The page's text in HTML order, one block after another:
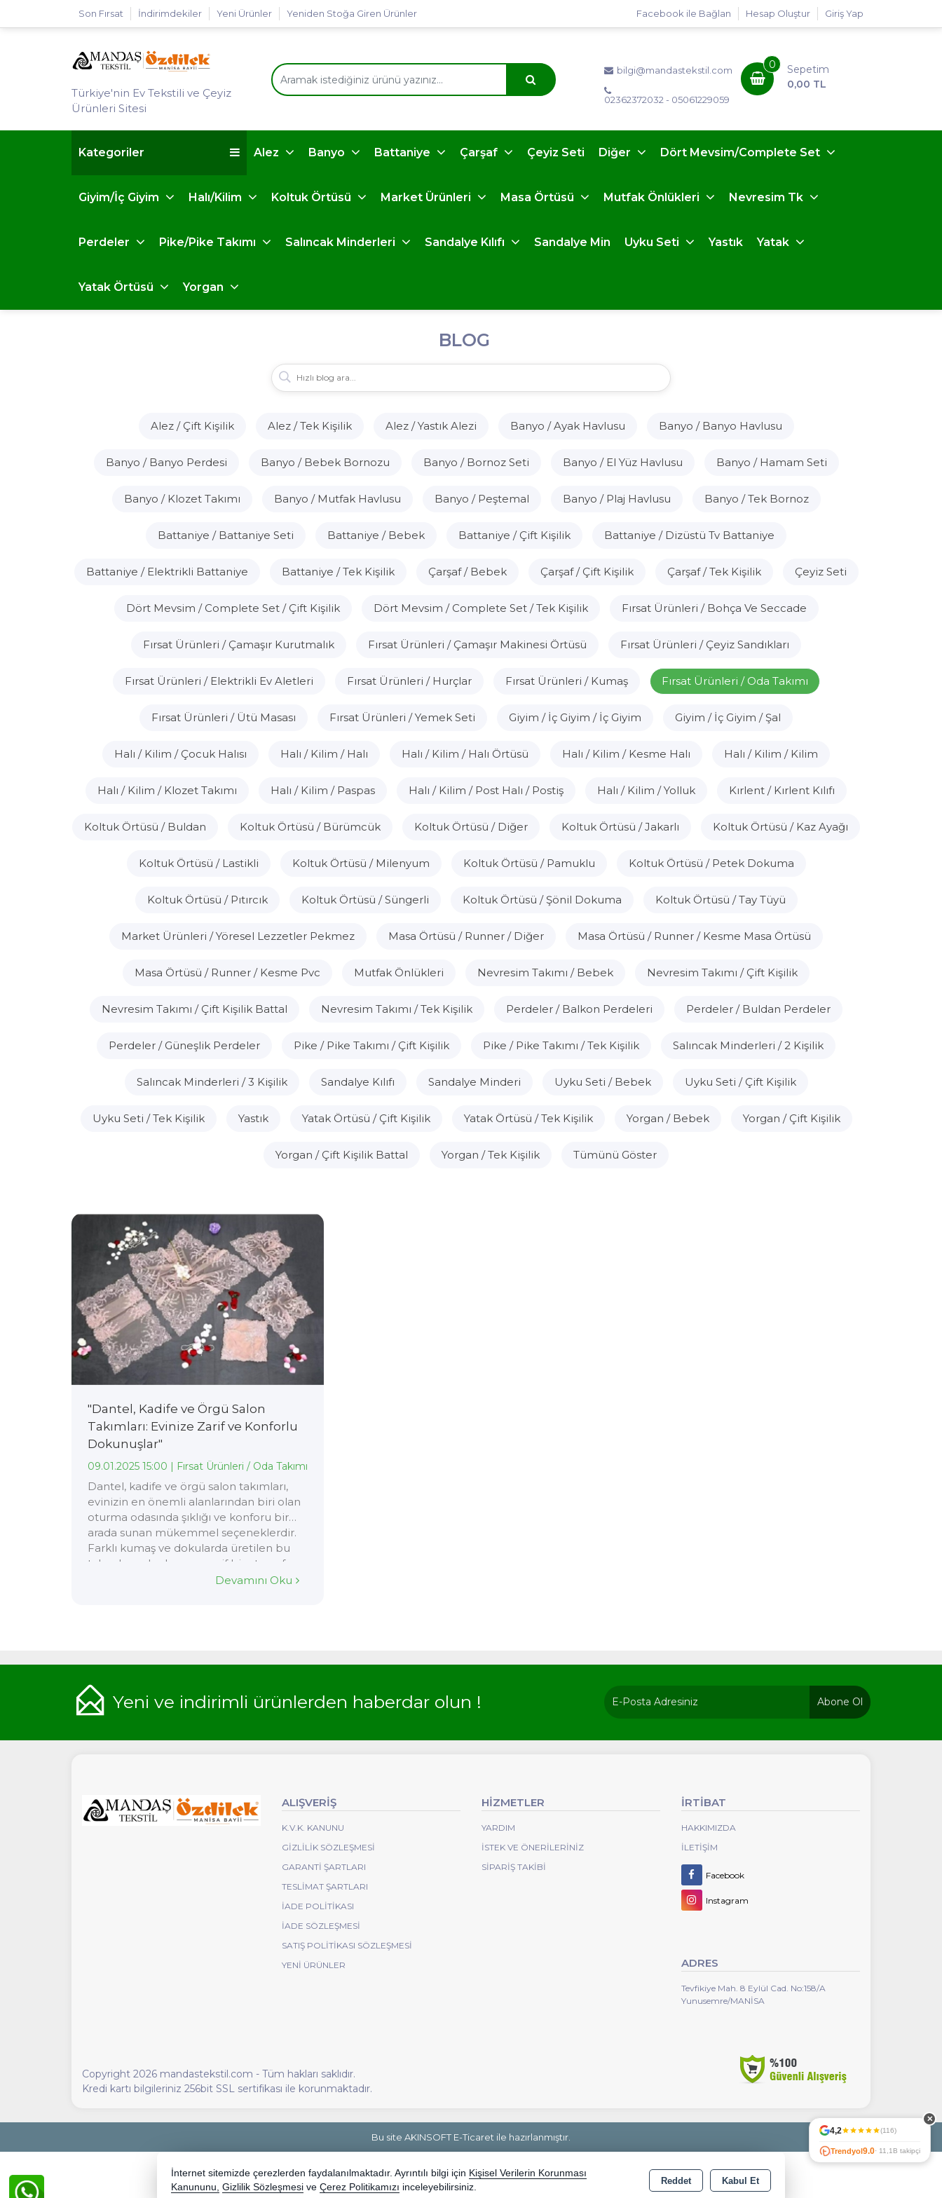
Son Fırsat İndirimdekiler Yeni Ürünler Yeniden Stoğa Giren Ürünler Giriş Yap
Hesap Oluştur
Facebook ile Bağlan
Türkiye'nin Ev Tekstili ve Çeyiz
Ürünleri Sitesi
bilgi@mandastekstil.com
02362372032 - 05061229059
0
Sepetim
0,00 TL
Kategoriler Alez Banyo Battaniye Çarşaf Çeyiz Seti Diğer Dört Mevsim/Complete Set
Giyim/İç Giyim Halı/Kilim Koltuk Örtüsü Market Ürünleri Masa Örtüsü Mutfak Önlükleri Nevresim Tk
Perdeler Pike/Pike Takımı Salıncak Minderleri Sandalye Kılıfı Sandalye Min Uyku Seti Yastık Yatak
Yatak Örtüsü Yorgan
BLOG
Alez / Çift Kişilik Alez / Tek Kişilik Alez / Yastık Alezi Banyo / Ayak Havlusu Banyo / Banyo Havlusu
Banyo / Banyo Perdesi Banyo / Bebek Bornozu Banyo / Bornoz Seti Banyo / El Yüz Havlusu Banyo / Hamam Seti
Banyo / Klozet Takımı Banyo / Mutfak Havlusu Banyo / Peştemal Banyo / Plaj Havlusu Banyo / Tek Bornoz
Battaniye / Battaniye Seti Battaniye / Bebek Battaniye / Çift Kişilik Battaniye / Dizüstü Tv Battaniye
Battaniye / Elektrikli Battaniye Battaniye / Tek Kişilik Çarşaf / Bebek Çarşaf / Çift Kişilik Çarşaf / Tek Kişilik Çeyiz Seti
Dört Mevsim / Complete Set / Çift Kişilik Dört Mevsim / Complete Set / Tek Kişilik Fırsat Ürünleri / Bohça Ve Seccade
Fırsat Ürünleri / Çamaşır Kurutmalık Fırsat Ürünleri / Çamaşır Makinesi Örtüsü Fırsat Ürünleri / Çeyiz Sandıkları
Fırsat Ürünleri / Elektrikli Ev Aletleri Fırsat Ürünleri / Hurçlar Fırsat Ürünleri / Kumaş Fırsat Ürünleri / Oda Takımı
Fırsat Ürünleri / Ütü Masası Fırsat Ürünleri / Yemek Seti Giyim / İç Giyim / İç Giyim Giyim / İç Giyim / Şal
Halı / Kilim / Çocuk Halısı Halı / Kilim / Halı Halı / Kilim / Halı Örtüsü Halı / Kilim / Kesme Halı Halı / Kilim / Kilim
Halı / Kilim / Klozet Takımı Halı / Kilim / Paspas Halı / Kilim / Post Halı / Postiş Halı / Kilim / Yolluk Kırlent / Kırlent Kılıfı
Koltuk Örtüsü / Buldan Koltuk Örtüsü / Bürümcük Koltuk Örtüsü / Diğer Koltuk Örtüsü / Jakarlı Koltuk Örtüsü / Kaz Ayağı
Koltuk Örtüsü / Lastikli Koltuk Örtüsü / Milenyum Koltuk Örtüsü / Pamuklu Koltuk Örtüsü / Petek Dokuma
Koltuk Örtüsü / Pıtırcık Koltuk Örtüsü / Süngerli Koltuk Örtüsü / Şönil Dokuma Koltuk Örtüsü / Tay Tüyü
Market Ürünleri / Yöresel Lezzetler Pekmez Masa Örtüsü / Runner / Diğer Masa Örtüsü / Runner / Kesme Masa Örtüsü
Masa Örtüsü / Runner / Kesme Pvc Mutfak Önlükleri Nevresim Takımı / Bebek Nevresim Takımı / Çift Kişilik
Nevresim Takımı / Çift Kişilik Battal Nevresim Takımı / Tek Kişilik Perdeler / Balkon Perdeleri Perdeler / Buldan Perdeler
Perdeler / Güneşlik Perdeler Pike / Pike Takımı / Çift Kişilik Pike / Pike Takımı / Tek Kişilik Salıncak Minderleri / 2 Kişilik
Salıncak Minderleri / 3 Kişilik Sandalye Kılıfı Sandalye Minderi Uyku Seti / Bebek Uyku Seti / Çift Kişilik
Uyku Seti / Tek Kişilik Yastık Yatak Örtüsü / Çift Kişilik Yatak Örtüsü / Tek Kişilik Yorgan / Bebek Yorgan / Çift Kişilik
Yorgan / Çift Kişilik Battal Yorgan / Tek Kişilik Tümünü Göster
"Dantel, Kadife ve Örgü Salon
Takımları: Evinize Zarif ve Konforlu
Dokunuşlar"
09.01.2025 15:00 | Fırsat Ürünleri / Oda Takımı
Dantel, kadife ve örgü salon takımları,
evinizin en önemli alanlarından biri olan
oturma odasında şıklığı ve konforu bir
arada sunan mükemmel seçeneklerdir.
Farklı kumaş ve dokularda üretilen bu
takımlar, salonlarınıza zarif bir atmosfer
kazandırırken, aynı zamanda rahat bir
Devamını Oku
Yeni ve indirimli ürünlerden haberdar olun ! Abone Ol
ALIŞVERİŞ
K.V.K. KANUNU
GIZLILIK SÖZLEŞMESI
GARANTI ŞARTLARI
TESLIMAT ŞARTLARI
İADE POLITIKASI
İADE SÖZLEŞMESI
SATIŞ POLITIKASI SÖZLEŞMESI
YENI ÜRÜNLER
HİZMETLER
YARDIM
İSTEK VE ÖNERILERINIZ
SIPARIŞ TAKIBI
İRTİBAT
HAKKIMIZDA
İLETIŞIM
Facebook
Instagram
ADRES
Tevfikiye Mah. 8 Eylül Cad. No:158/A
Yunusemre/MANİSA
Copyright 2026 mandastekstil.com - Tüm hakları saklıdır.
Kredi kartı bilgileriniz 256bit SSL sertifikası ile korunmaktadır.
Bu site AKINSOFT E-Ticaret ile hazırlanmıştır.
4,2 (116)
Trendyol9.0· 11,1B takipçi
✕
İnternet sitemizde çerezlerden faydalanılmaktadır. Ayrıntılı bilgi için Kişisel Verilerin Korunması
Kanununu, Gizlilik Sözleşmesi ve Çerez Politikamızı inceleyebilirsiniz.
Reddet Kabul Et